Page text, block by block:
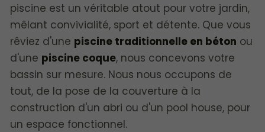
piscine est un véritable atout pour votre jardin,
mêlant convivialité, sport et détente. Que vous
rêviez d'une piscine traditionnelle en béton ou
d'une piscine coque, nous concevons votre
bassin sur mesure. Nous nous occupons de
tout, de la pose de la couverture à la
construction d'un abri ou d'un pool house, pour
un espace fonctionnel.